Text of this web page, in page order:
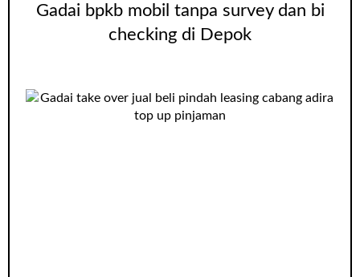
Gadai bpkb mobil tanpa survey dan bi
checking di Depok